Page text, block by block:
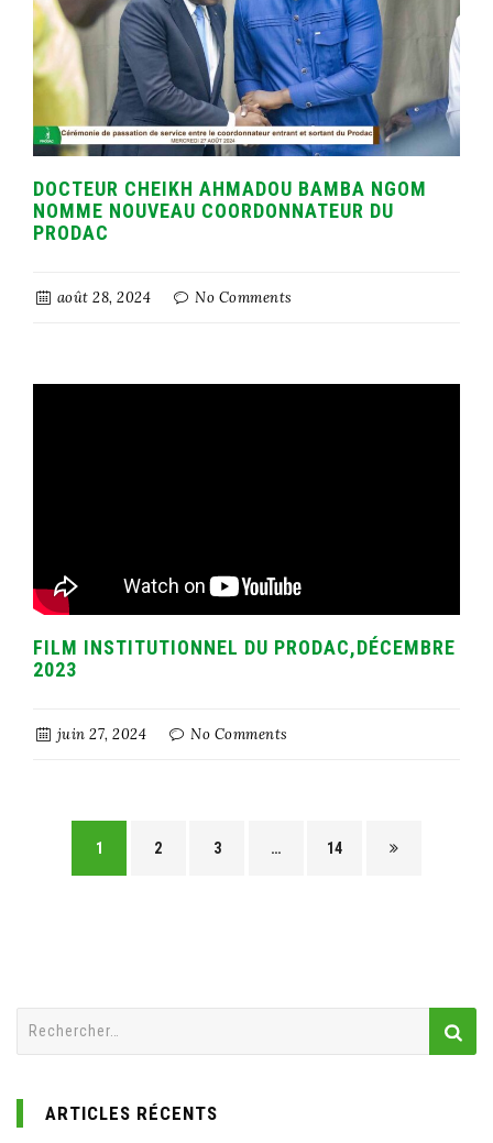
DOCTEUR CHEIKH AHMADOU BAMBA NGOM
NOMME NOUVEAU COORDONNATEUR DU
PRODAC
août 28, 2024 No Comments
FILM INSTITUTIONNEL DU PRODAC,DÉCEMBRE
2023
juin 27, 2024 No Comments
1 2 3 … 14
ARTICLES RÉCENTS